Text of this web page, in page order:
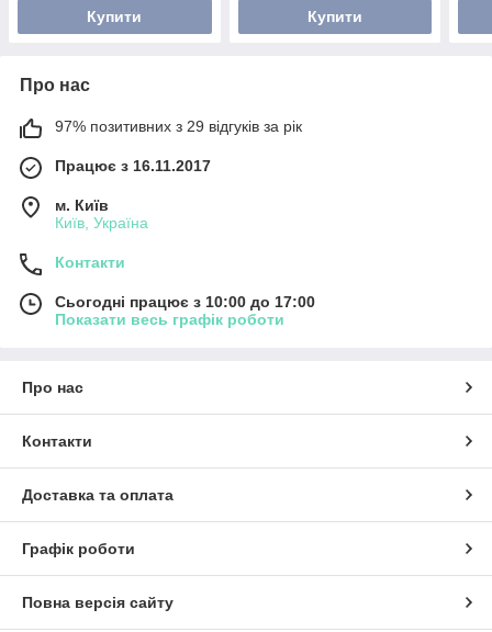
Купити Купити
Про нас
97% позитивних з 29 відгуків за рік
Працює з 16.11.2017
м. Київ
Київ, Україна
Контакти
Сьогодні працює з 10:00 до 17:00
Показати весь графік роботи
Про нас
Контакти
Доставка та оплата
Графік роботи
Повна версія сайту